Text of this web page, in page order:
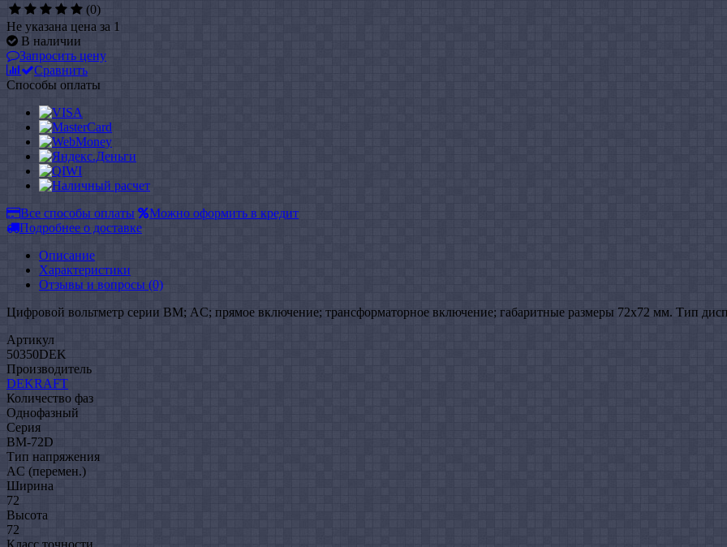
(0)
Не указана цена за 1
В наличии
Запросить цену
Сравнить
Способы оплаты
Все способы оплаты
Можно оформить в кредит
Подробнее о доставке
Описание
Характеристики
Отзывы и вопросы (0)
Цифровой вольтметр серии ВМ; AC; прямое включение; трансформаторное включение; габаритные размеры 72х72 мм. Тип
Артикул
50350DEK
Производитель
DEKRAFT
Количество фаз
Однофазный
Серия
BM-72D
Тип напряжения
AC (перемен.)
Ширина
72
Высота
72
Класс точности